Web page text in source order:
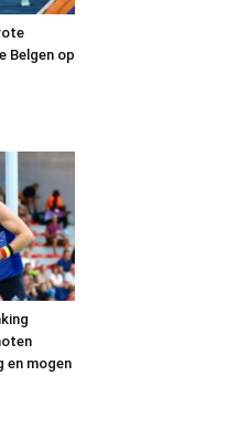
Belgen op
en mogen